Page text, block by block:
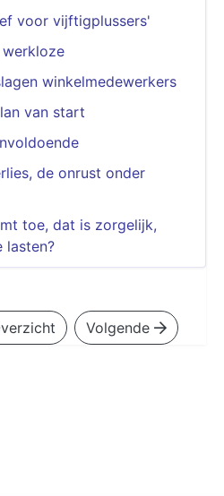
voor vijftigplussers'
winkelmedewerkers
van start
de onrust onder
toe, dat is zorgelijk,
lasten?
Volgende